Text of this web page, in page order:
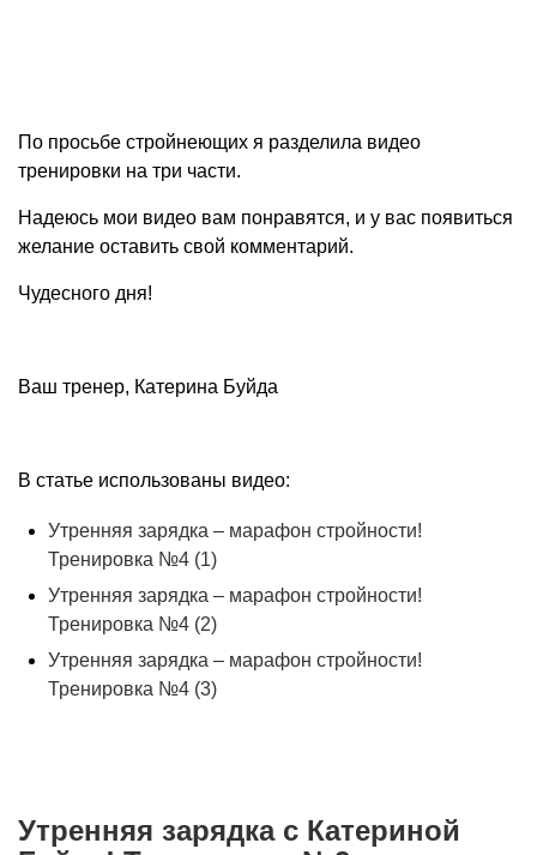
По просьбе стройнеющих я разделила видео
тренировки на три части.
Надеюсь мои видео вам понравятся, и у вас появиться
желание оставить свой комментарий.
Чудесного дня!
Ваш тренер, Катерина Буйда
В статье использованы видео:
Утренняя зарядка – марафон стройности!
Тренировка №4 (1)
Утренняя зарядка – марафон стройности!
Тренировка №4 (2)
Утренняя зарядка – марафон стройности!
Тренировка №4 (3)
Утренняя зарядка с Катериной